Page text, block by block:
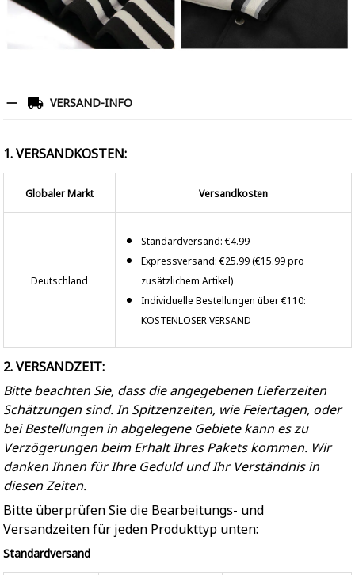
VERSAND-INFO
1. VERSANDKOSTEN:
Globaler Markt Versandkosten
Deutschland
Standardversand: €4.99
Expressversand: €25.99 (€15.99 pro
zusätzlichem Artikel)
Individuelle Bestellungen über €110:
KOSTENLOSER VERSAND
2. VERSANDZEIT:
Bitte beachten Sie, dass die angegebenen Lieferzeiten
Schätzungen sind. In Spitzenzeiten, wie Feiertagen, oder
bei Bestellungen in abgelegene Gebiete kann es zu
Verzögerungen beim Erhalt Ihres Pakets kommen. Wir
danken Ihnen für Ihre Geduld und Ihr Verständnis in
diesen Zeiten.
Bitte überprüfen Sie die Bearbeitungs- und
Versandzeiten für jeden Produkttyp unten:
Standardversand